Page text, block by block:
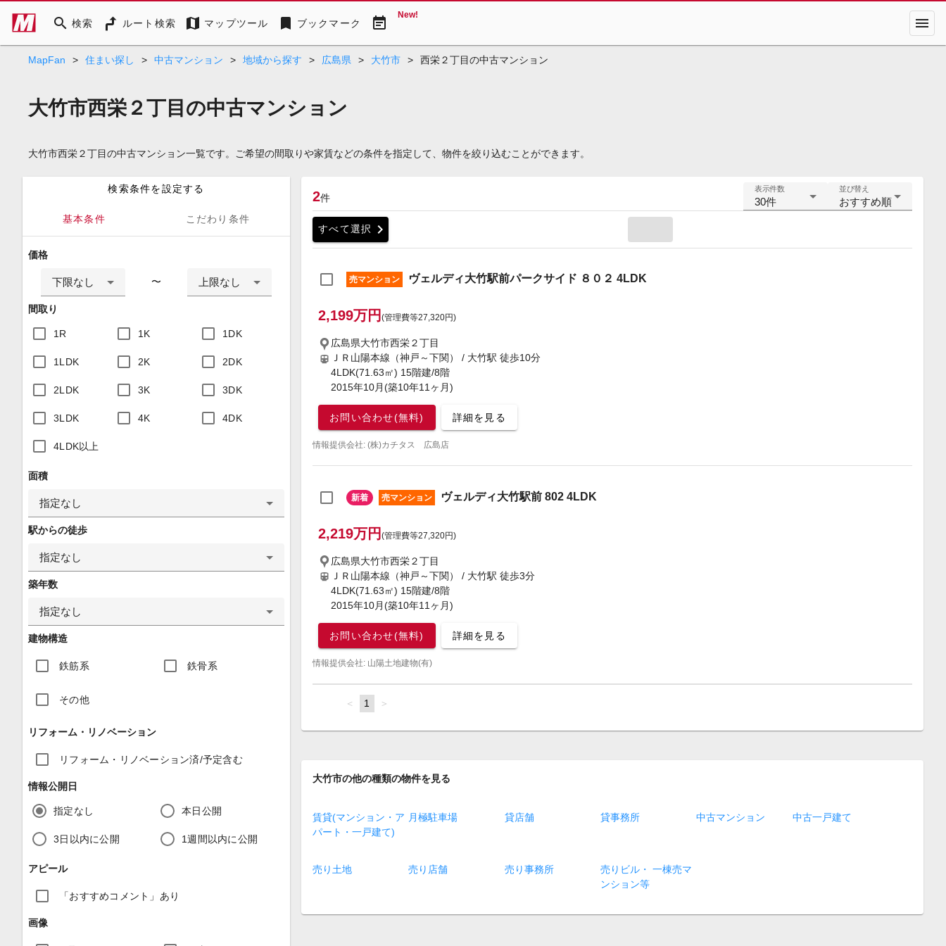
search 検索 ルート検索 map マップツール bookmark ブックマーク event_note New! menu
MapFan > 住まい探し > 中古マンション > 地域から探す > 広島県 > 大竹市 > 西栄２丁目の中古マンション
大竹市西栄２丁目の中古マンション
大竹市西栄２丁目の中古マンション一覧です。ご希望の間取りや家賃などの条件を指定して、物件を絞り込むことができます。
検索条件を設定する
基本条件 こだわり条件
価格
下限なし 〜 上限なし
間取り
1R 1K 1DK
1LDK 2K 2DK
2LDK 3K 3DK
3LDK 4K 4DK
4LDK以上
面積
指定なし
駅からの徒歩
指定なし
築年数
指定なし
建物構造
鉄筋系 鉄骨系
その他
リフォーム・リノベーション
リフォーム・リノベーション済/予定含む
情報公開日
指定なし 本日公開
3日以内に公開 1週間以内に公開
アピール
「おすすめコメント」あり
画像
2件
表示件数
30件
並び替え
おすすめ順
すべて選択 chevron_right
売マンション ヴェルディ大竹駅前パークサイド ８０２ 4LDK
2,199万円 (管理費等27,320円)
広島県大竹市西栄２丁目
ＪＲ山陽本線（神戸～下関） / 大竹駅 徒歩10分
4LDK(71.63㎡) 15階建/8階
2015年10月(築10年11ヶ月)
お問い合わせ(無料) 詳細を見る
情報提供会社: (株)カチタス 広島店
新着 売マンション ヴェルディ大竹駅前 802 4LDK
2,219万円 (管理費等27,320円)
広島県大竹市西栄２丁目
ＪＲ山陽本線（神戸～下関） / 大竹駅 徒歩3分
4LDK(71.63㎡) 15階建/8階
2015年10月(築10年11ヶ月)
お問い合わせ(無料) 詳細を見る
情報提供会社: 山陽土地建物(有)
page
You're
page
1 page
大竹市の他の種類の物件を見る
賃貸(マンション・ア
パート・一戸建て)
月極駐車場 貸店舗 貸事務所 中古マンション 中古一戸建て
売り土地 売り店舗 売り事務所
売りビル・ 一棟売マ
ンション等